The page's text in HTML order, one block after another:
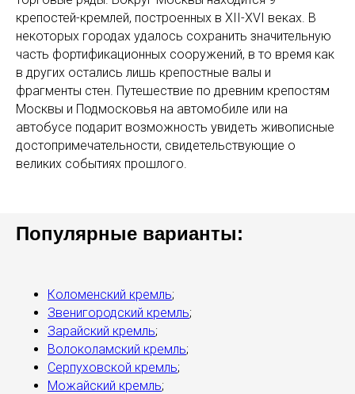
крепостей-кремлей, построенных в XII-XVI веках. В
некоторых городах удалось сохранить значительную
часть фортификационных сооружений, в то время как
в других остались лишь крепостные валы и
фрагменты стен. Путешествие по древним крепостям
Москвы и Подмосковья на автомобиле или на
автобусе подарит возможность увидеть живописные
достопримечательности, свидетельствующие о
великих событиях прошлого.
Популярные варианты:
Коломенский кремль;
Звенигородский кремль;
Зарайский кремль;
Волоколамский кремль;
Серпуховской кремль;
Можайский кремль;